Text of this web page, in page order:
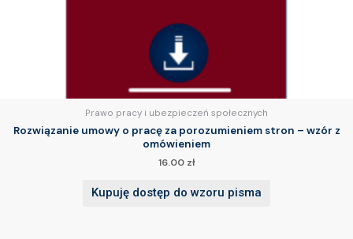
Prawo pracy i ubezpieczeń społecznych
Rozwiązanie umowy o pracę za porozumieniem stron – wzór z
omówieniem
16.00 zł
Kupuję dostęp do wzoru pisma